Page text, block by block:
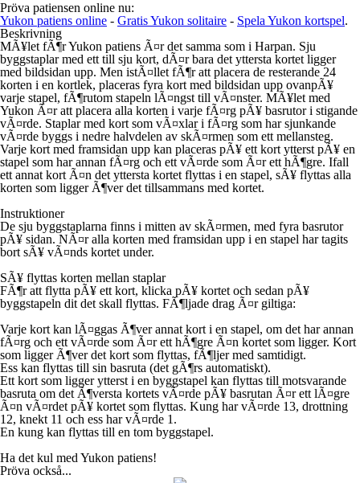
Pröva patiensen online nu:
Yukon patiens online - Gratis Yukon solitaire - Spela Yukon kortspel.
Beskrivning
MÃ¥let fÃ¶r Yukon patiens Ã¤r det samma som i Harpan. Sju
byggstaplar med ett till sju kort, dÃ¤r bara det yttersta kortet ligger
med bildsidan upp. Men istÃ¤llet fÃ¶r att placera de resterande 24
korten i en kortlek, placeras fyra kort med bildsidan upp ovanpÃ¥
varje stapel, fÃ¶rutom stapeln lÃ¤ngst till vÃ¤nster. MÃ¥let med
Yukon Ã¤r att placera alla korten i varje fÃ¤rg pÃ¥ basrutor i stigande
vÃ¤rde. Staplar med kort som vÃ¤xlar i fÃ¤rg som har sjunkande
vÃ¤rde byggs i nedre halvdelen av skÃ¤rmen som ett mellansteg.
Varje kort med framsidan upp kan placeras pÃ¥ ett kort ytterst pÃ¥ en
stapel som har annan fÃ¤rg och ett vÃ¤rde som Ã¤r ett hÃ¶gre. Ifall
ett annat kort Ã¤n det yttersta kortet flyttas i en stapel, sÃ¥ flyttas alla
korten som ligger Ã¶ver det tillsammans med kortet.
Instruktioner
De sju byggstaplarna finns i mitten av skÃ¤rmen, med fyra basrutor
pÃ¥ sidan. NÃ¤r alla korten med framsidan upp i en stapel har tagits
bort sÃ¥ vÃ¤nds kortet under.
SÃ¥ flyttas korten mellan staplar
FÃ¶r att flytta pÃ¥ ett kort, klicka pÃ¥ kortet och sedan pÃ¥
byggstapeln dit det skall flyttas. FÃ¶ljade drag Ã¤r giltiga:
Varje kort kan lÃ¤ggas Ã¶ver annat kort i en stapel, om det har annan
fÃ¤rg och ett vÃ¤rde som Ã¤r ett hÃ¶gre Ã¤n kortet som ligger. Kort
som ligger Ã¶ver det kort som flyttas, fÃ¶ljer med samtidigt.
Ess kan flyttas till sin basruta (det gÃ¶rs automatiskt).
Ett kort som ligger ytterst i en byggstapel kan flyttas till motsvarande
basruta om det Ã¶versta kortets vÃ¤rde pÃ¥ basrutan Ã¤r ett lÃ¤gre
Ã¤n vÃ¤rdet pÃ¥ kortet som flyttas. Kung har vÃ¤rde 13, drottning
12, knekt 11 och ess har vÃ¤rde 1.
En kung kan flyttas till en tom byggstapel.
Ha det kul med Yukon patiens!
Pröva också...